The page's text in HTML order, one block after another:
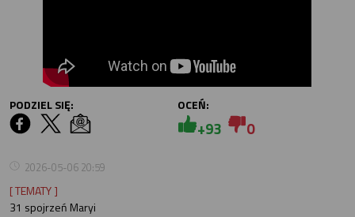
PODZIEL SIĘ: OCEŃ:
+93 0
2026-05-06 20:59
[ TEMATY ]
31 spojrzeń Maryi